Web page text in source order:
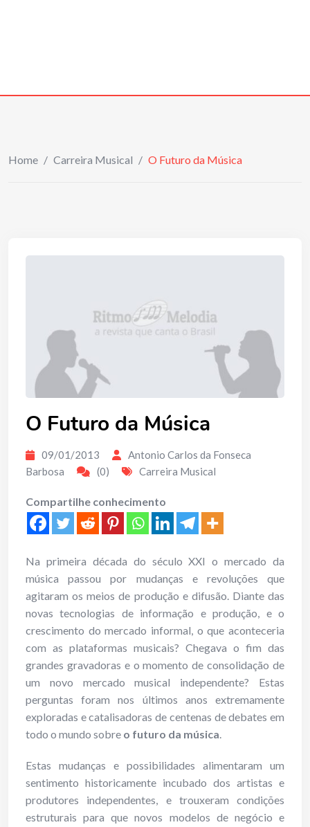
Home / Carreira Musical / O Futuro da Música
O Futuro da Música
09/01/2013
Antonio Carlos da Fonseca
Barbosa
(0) Carreira Musical
Compartilhe conhecimento
Na primeira década do século XXI o mercado da
música passou por mudanças e revoluções que
agitaram os meios de produção e difusão. Diante das
novas tecnologias de informação e produção, e o
crescimento do mercado informal, o que aconteceria
com as plataformas musicais? Chegava o fim das
grandes gravadoras e o momento de consolidação de
um novo mercado musical independente? Estas
perguntas foram nos últimos anos extremamente
exploradas e catalisadoras de centenas de debates em
todo o mundo sobre o futuro da música.
Estas mudanças e possibilidades alimentaram um
sentimento historicamente incubado dos artistas e
produtores independentes, e trouxeram condições
estruturais para que novos modelos de negócio e